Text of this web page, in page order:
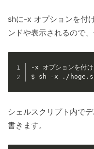
shに-x オプションを付
ンドや表示されるので、
-x オプションを付け
$ sh -x ./
シェルスクリプト内で
書きます。